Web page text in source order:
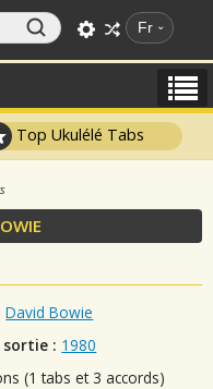
Fr
Top Ukulélé Tabs
David Bowie
sortie : 1980
(1 tabs et 3 accords)